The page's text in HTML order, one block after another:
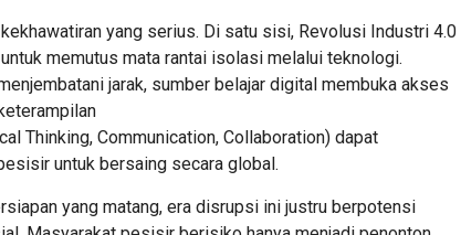
yang serius. Di satu sisi, Revolusi Industri 4.0
memutus mata rantai isolasi melalui teknologi.
jarak, sumber belajar digital membuka akses
Thinking, Communication, Collaboration) dapat
untuk bersaing secara global.
yang matang, era disrupsi ini justru berpotensi